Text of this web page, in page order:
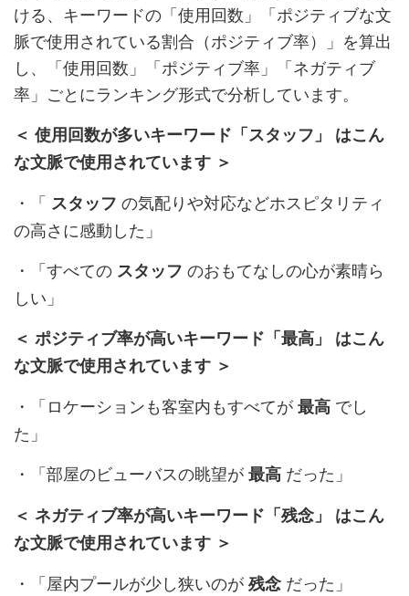
ける、キーワードの「使用回数」「ポジティブな文
脈で使用されている割合（ポジティブ率）」を算出
し、「使用回数」「ポジティブ率」「ネガティブ
率」ごとにランキング形式で分析しています。
＜ 使用回数が多いキーワード「スタッフ」 はこん
な文脈で使用されています ＞
・「 スタッフ の気配りや対応などホスピタリティ
の高さに感動した」
・「すべての スタッフ のおもてなしの心が素晴ら
しい」
＜ ポジティブ率が高いキーワード「最高」 はこん
な文脈で使用されています ＞
・「ロケーションも客室内もすべてが最高 でし
た」
・「部屋のビューバスの眺望が最高 だった」
＜ ネガティブ率が高いキーワード「残念」 はこん
な文脈で使用されています ＞
・「屋内プールが少し狭いのが残念 だった」